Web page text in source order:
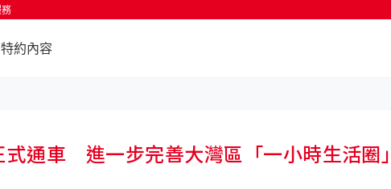
特約內容
式通車 進一步完善大灣區「一小時生活圈」